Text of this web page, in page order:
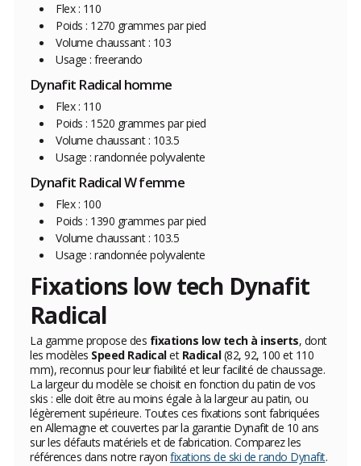
Flex : 110
Poids : 1270 grammes par pied
Volume chaussant : 103
Usage : freerando
Dynafit Radical homme
Flex : 110
Poids : 1520 grammes par pied
Volume chaussant : 103.5
Usage : randonnée polyvalente
Dynafit Radical W femme
Flex : 100
Poids : 1390 grammes par pied
Volume chaussant : 103.5
Usage : randonnée polyvalente
Fixations low tech Dynafit
Radical
La gamme propose des fixations low tech à inserts, dont
les modèles Speed Radicalet Radical(82, 92, 100 et 110
mm), reconnus pour leur fiabilité et leur facilité de chaussage.
La largeur du modèle se choisit en fonction du patin de vos
skis : elle doit être au moins égale à la largeur au patin, ou
légèrement supérieure. Toutes ces fixations sont fabriquées
en Allemagne et couvertes par la garantie Dynafit de 10 ans
sur les défauts matériels et de fabrication. Comparez les
références dans notre rayon fixations de ski de rando Dynafit.